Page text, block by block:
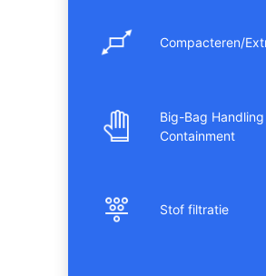
Compacteren/
Big-Bag
Containment
Stof filtratie